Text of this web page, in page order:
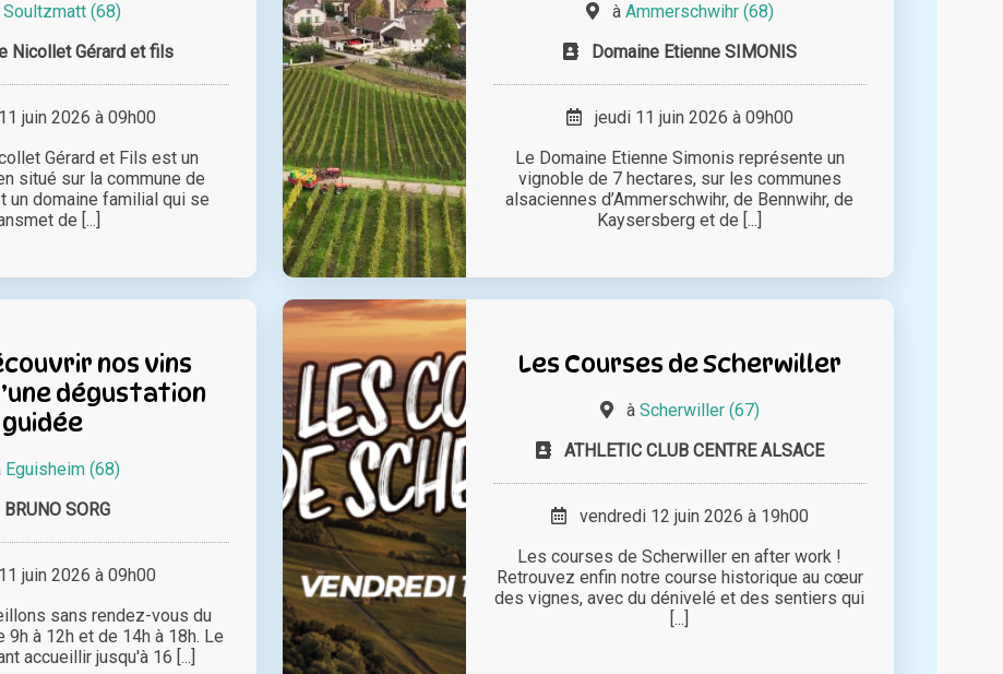
Soultzmatt (68)
Nicollet Gérard et fils
juin 2026 à 09h00
Gérard et Fils est un
situé sur la commune de
un domaine familial qui se
de [...]
à Ammerschwihr (68)
Domaine Etienne SIMONIS
jeudi 11 juin 2026 à 09h00
Le Domaine Etienne Simonis représente un
vignoble de 7 hectares, sur les communes
alsaciennes d’Ammerschwihr, de Bennwihr, de
Kaysersberg et de [...]
nos vins
dégustation
guidée
Eguisheim (68)
BRUNO SORG
juin 2026 à 09h00
sans rendez-vous du
9h à 12h et de 14h à 18h. Le
accueillir jusqu'à 16 [...]
Les Courses de Scherwiller
à Scherwiller (67)
ATHLETIC CLUB CENTRE ALSACE
vendredi 12 juin 2026 à 19h00
Les courses de Scherwiller en after work !
Retrouvez enfin notre course historique au cœur
des vignes, avec du dénivelé et des sentiers qui
[...]